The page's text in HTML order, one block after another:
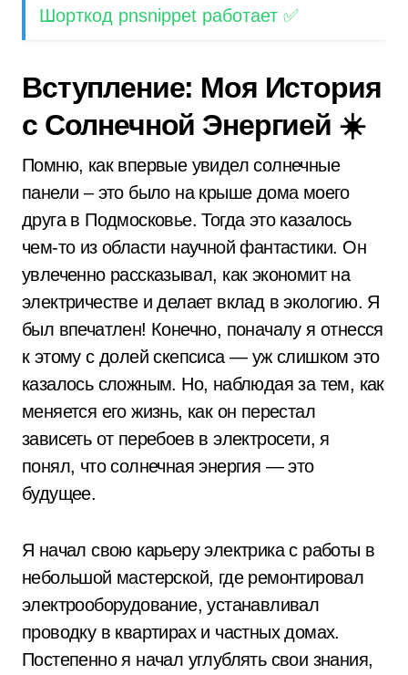
Шорткод pnsnippet работает ✅
Вступление: Моя История
с Солнечной Энергией ☀️
Помню, как впервые увидел солнечные
панели – это было на крыше дома моего
друга в Подмосковье. Тогда это казалось
чем-то из области научной фантастики. Он
увлеченно рассказывал, как экономит на
электричестве и делает вклад в экологию. Я
был впечатлен! Конечно, поначалу я отнесся
к этому с долей скепсиса — уж слишком это
казалось сложным. Но, наблюдая за тем, как
меняется его жизнь, как он перестал
зависеть от перебоев в электросети, я
понял, что солнечная энергия — это
будущее.
Я начал свою карьеру электрика с работы в
небольшой мастерской, где ремонтировал
электрооборудование, устанавливал
проводку в квартирах и частных домах.
Постепенно я начал углублять свои знания,